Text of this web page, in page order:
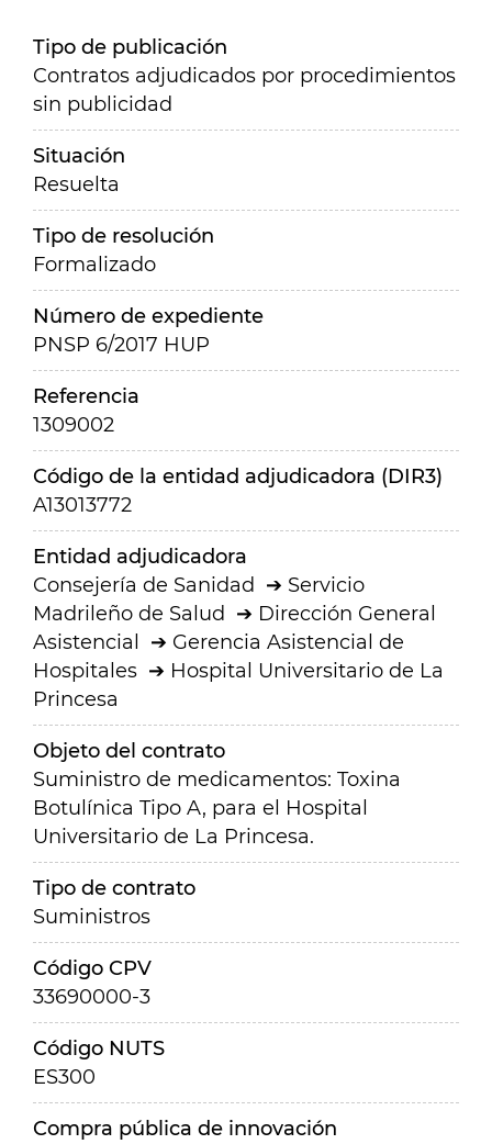
Tipo de publicación
Contratos adjudicados por procedimientos
sin publicidad
Situación
Resuelta
Tipo de resolución
Formalizado
Número de expediente
PNSP 6/2017 HUP
Referencia
1309002
Código de la entidad adjudicadora (DIR3)
A13013772
Entidad adjudicadora
Consejería de Sanidad
Servicio
Madrileño de Salud
Dirección General
Asistencial
Gerencia Asistencial de
Hospitales
Hospital Universitario de La
Princesa
Objeto del contrato
Suministro de medicamentos: Toxina
Botulínica Tipo A, para el Hospital
Universitario de La Princesa.
Tipo de contrato
Suministros
Código CPV
33690000-3
Código NUTS
ES300
Compra pública de innovación